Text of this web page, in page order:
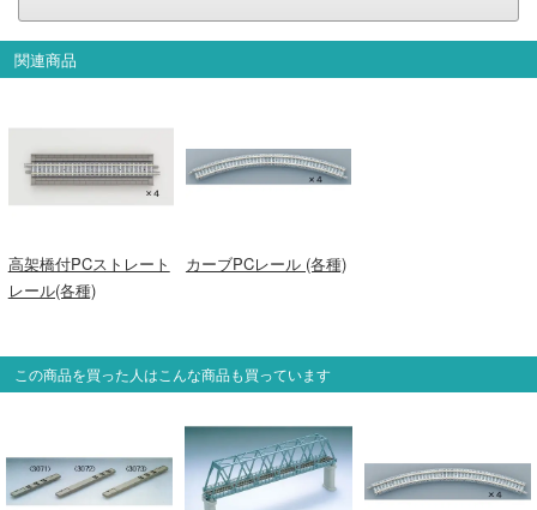
関連商品
高架橋付PCストレート
レール(各種)
カーブPCレール (各種)
この商品を買った人はこんな商品も買っています